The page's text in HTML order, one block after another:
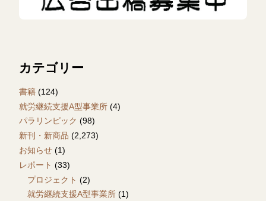
カテゴリー
書籍 (124)
就労継続支援A型事業所 (4)
パラリンピック (98)
新刊・新商品 (2,273)
お知らせ (1)
レポート (33)
プロジェクト (2)
就労継続支援A型事業所 (1)